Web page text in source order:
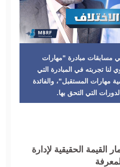
مسابقات مبادرة "مهارات
لنا تجربته في المبادرة التي
مهارات المستقبل"، والفائدة
التي التحق بها.
القيمة الحقيقية لإدارة